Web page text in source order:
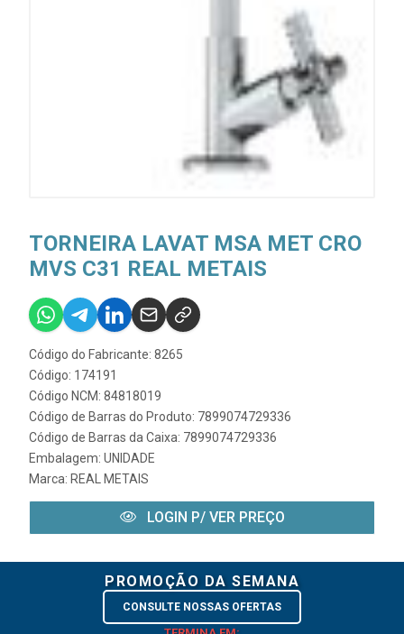
TORNEIRA LAVAT MSA MET CRO
MVS C31 REAL METAIS
Código do Fabricante: 8265
Código: 174191
Código NCM: 84818019
Código de Barras do Produto: 7899074729336
Código de Barras da Caixa: 7899074729336
Embalagem: UNIDADE
Marca: REAL METAIS
LOGIN P/ VER PREÇO
PROMOÇÃO DA SEMANA
CONSULTE NOSSAS OFERTAS